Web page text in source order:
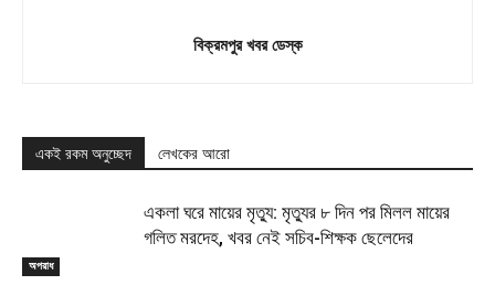
বিক্রমপুর খবর ডেস্ক
একই রকম অনুচ্ছেদ লেখকের আরো
অপরাধ
একলা ঘরে মায়ের মৃত্যু: মৃত্যুর ৮ দিন পর মিলল মায়ের
গলিত মরদেহ, খবর নেই সচিব-শিক্ষক ছেলেদের